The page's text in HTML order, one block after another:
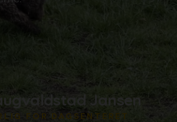
Jansen
FOR DAGSENTERET